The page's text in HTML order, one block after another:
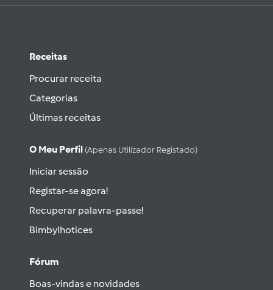
Receitas
Procurar receita
Categorias
Últimas receitas
O Meu Perfil (apenas Utilizador Registado)
Iniciar sessão
Registar-se agora!
Recuperar palavra-passe!
Bimbylhotices
Fórum
Boas-vindas e novidades